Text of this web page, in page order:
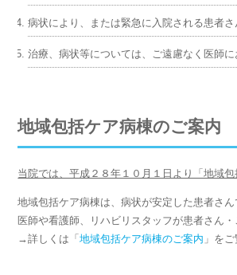
病状により、または緊急に入院される患者
治療、病状等については、ご遠慮なく医師に
地域包括ケア病棟のご案内
当院では、平成２８年１０月１日より「地域
地域包括ケア病棟は、病状が安定した患者さ
医師や看護師、リハビリスタッフが患者さん
→詳しくは「地域包括ケア病棟のご案内 」を